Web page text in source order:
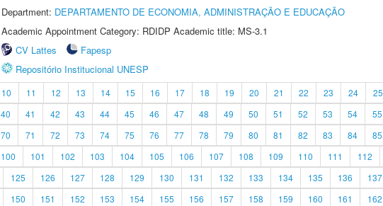
Department: DEPARTAMENTO DE ECONOMIA, ADMINISTRAÇÃO E EDUCAÇÃO
Academic Appointment Category: RDIDP Academic title: MS-3.1
CV Lattes
Fapesp
Repositório Institucional UNESP
10 11 12 13 14 15 16 17 18 19 20 21 22 23 24 25
40 41 42 43 44 45 46 47 48 49 50 51 52 53 54 55
70 71 72 73 74 75 76 77 78 79 80 81 82 83 84 85
100 101 102 103 104 105 106 107 108 109 110 111 112
125 126 127 128 129 130 131 132 133 134 135 136 137
150 151 152 153 154 155 156 157 158 159 160 161 162